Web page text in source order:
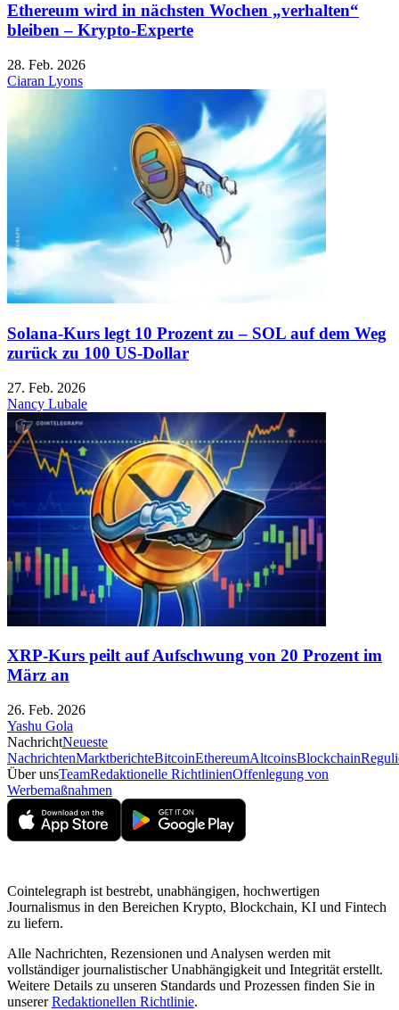
Ethereum wird in nächsten Wochen „verhalten“
bleiben – Krypto-Experte
28. Feb. 2026
Ciaran Lyons
Solana-Kurs legt 10 Prozent zu – SOL auf dem Weg
zurück zu 100 US-Dollar
27. Feb. 2026
Nancy Lubale
XRP-Kurs peilt auf Aufschwung von 20 Prozent im
März an
26. Feb. 2026
Yashu Gola
NachrichtNeueste
NachrichtenMarktberichteBitcoinEthereumAltcoinsBlockchain
Über unsTeamRedaktionelle RichtlinienOffenlegung von
Werbemaßnahmen
Cointelegraph ist bestrebt, unabhängigen, hochwertigen
Journalismus in den Bereichen Krypto, Blockchain, KI und Fintech
zu liefern.
Alle Nachrichten, Rezensionen und Analysen werden mit
vollständiger journalistischer Unabhängigkeit und Integrität erstellt.
Weitere Details zu unseren Standards und Prozessen finden Sie in
unsererRedaktionellen Richtlinie.